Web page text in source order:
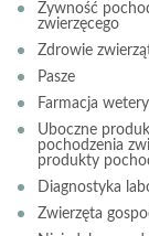
Żywność
zwierzęcego
Zdrowie
Pasze
Farmacja
Uboczne
pochodzenia
produkty
Diagnostyka
Zwierzęta